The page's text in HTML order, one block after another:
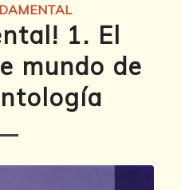
1. El
mundo de